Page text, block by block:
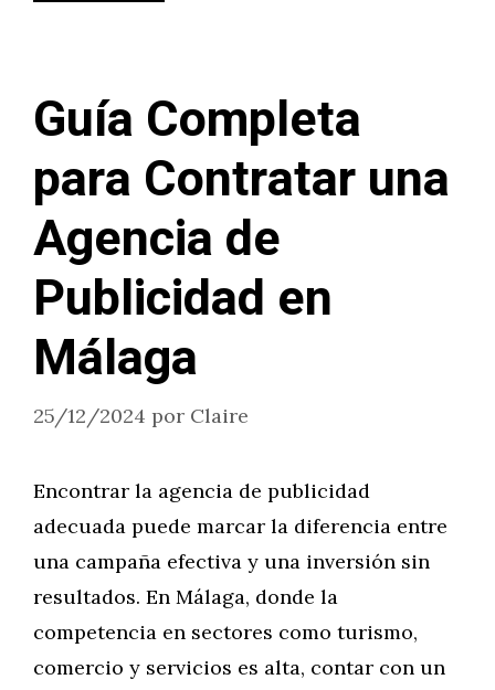
Guía Completa
para Contratar una
Agencia de
Publicidad en
Málaga
25/12/2024 por Claire
Encontrar la agencia de publicidad
adecuada puede marcar la diferencia entre
una campaña efectiva y una inversión sin
resultados. En Málaga, donde la
competencia en sectores como turismo,
comercio y servicios es alta, contar con un